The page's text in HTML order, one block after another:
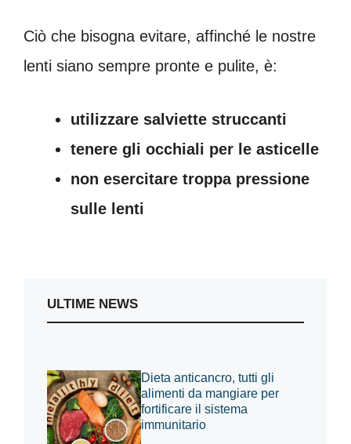
Ciò che bisogna evitare, affinché le nostre
lenti siano sempre pronte e pulite, è:
utilizzare salviette struccanti
tenere gli occhiali per le asticelle
non esercitare troppa pressione
sulle lenti
ULTIME NEWS
Dieta anticancro, tutti gli
alimenti da mangiare per
fortificare il sistema
immunitario